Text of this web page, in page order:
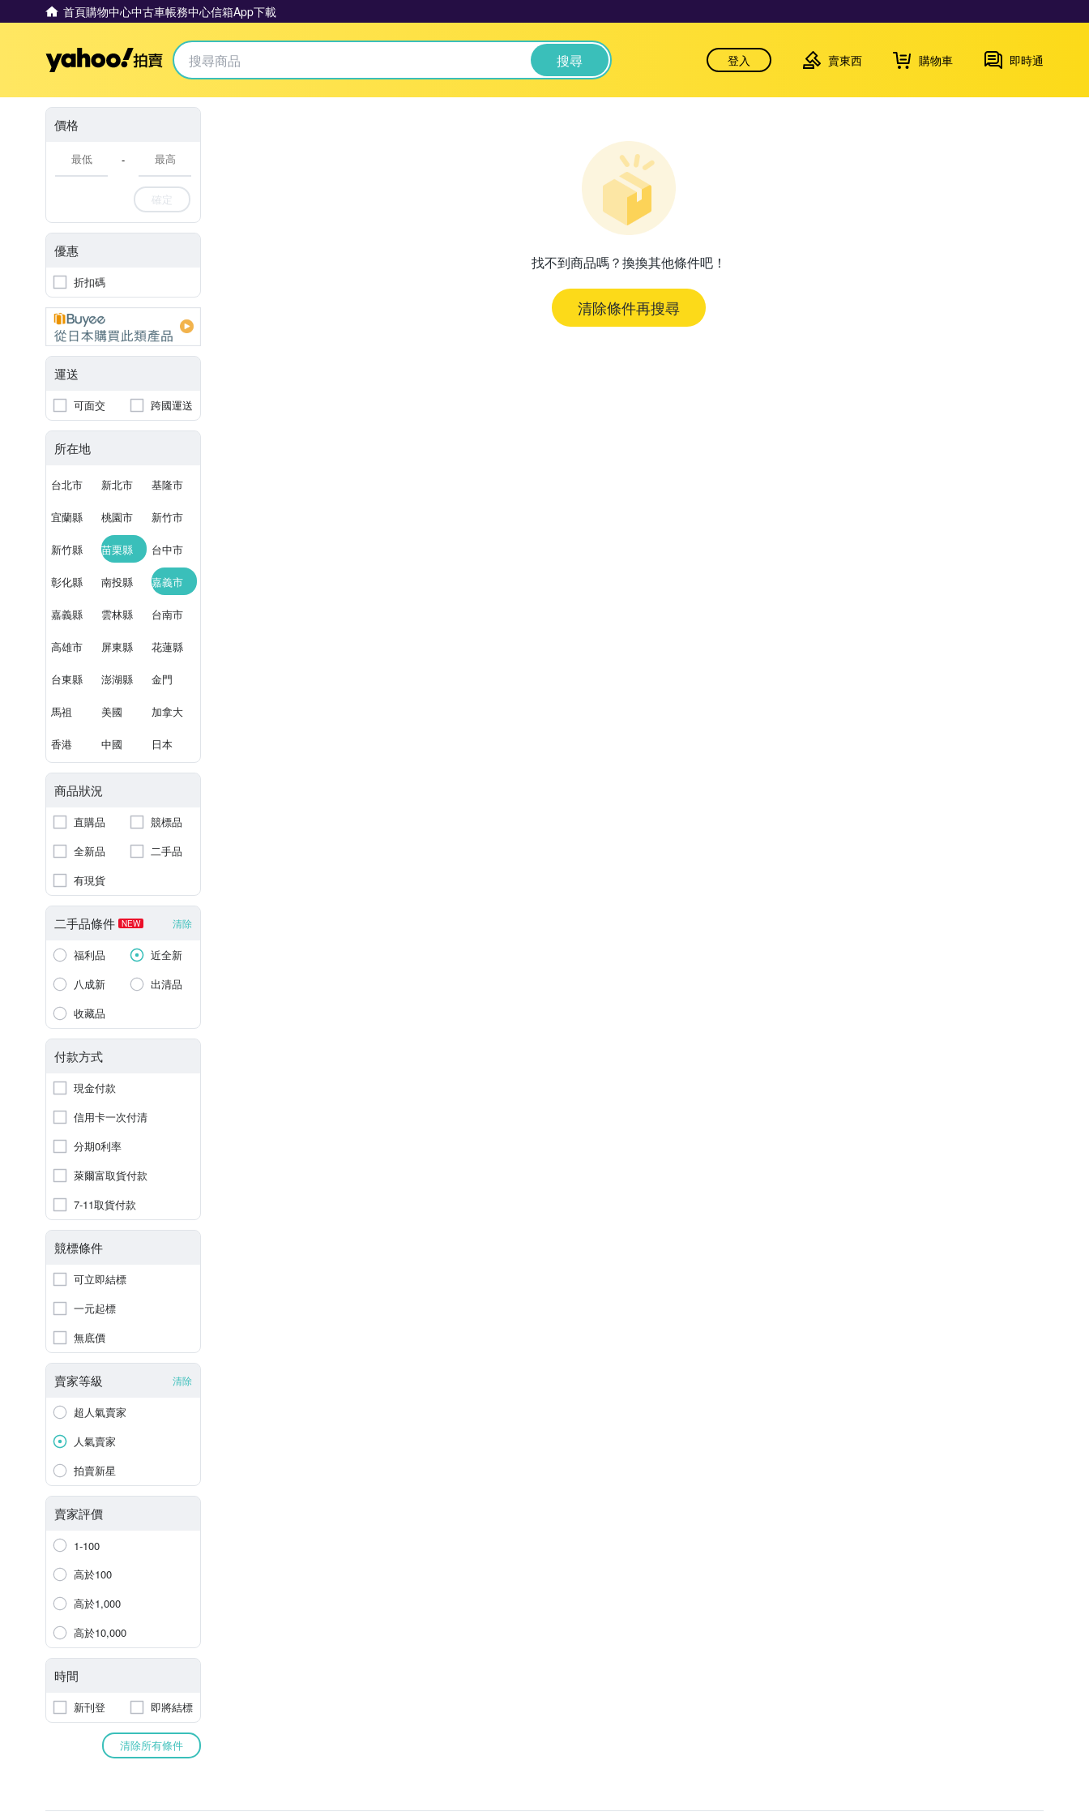
首頁購物中心中古車帳務中心信箱App下載
Yahoo拍賣 搜尋 登入 賣東西 購物車 即時通
價格
-
確定
優惠
折扣碼
運送
可面交 跨國運送
所在地
台北市 新北市 基隆市
宜蘭縣 桃園市 新竹市
新竹縣 苗栗縣 台中市
彰化縣 南投縣 嘉義市
嘉義縣 雲林縣 台南市
高雄市 屏東縣 花蓮縣
台東縣 澎湖縣 金門
馬祖 美國 加拿大
香港 中國 日本
商品狀況
直購品
競標品
全新品
二手品
有現貨
二手品條件 NEW 清除
福利品
近全新
八成新
出清品
收藏品
付款方式
現金付款
信用卡一次付清
分期0利率
萊爾富取貨付款
7-11取貨付款
競標條件
可立即結標
一元起標
無底價
賣家等級 清除
超人氣賣家
人氣賣家
拍賣新星
賣家評價
1-100
高於100
高於1,000
高於10,000
時間
新刊登 即將結標
清除所有條件
找不到商品嗎？換換其他條件吧！
清除條件再搜尋